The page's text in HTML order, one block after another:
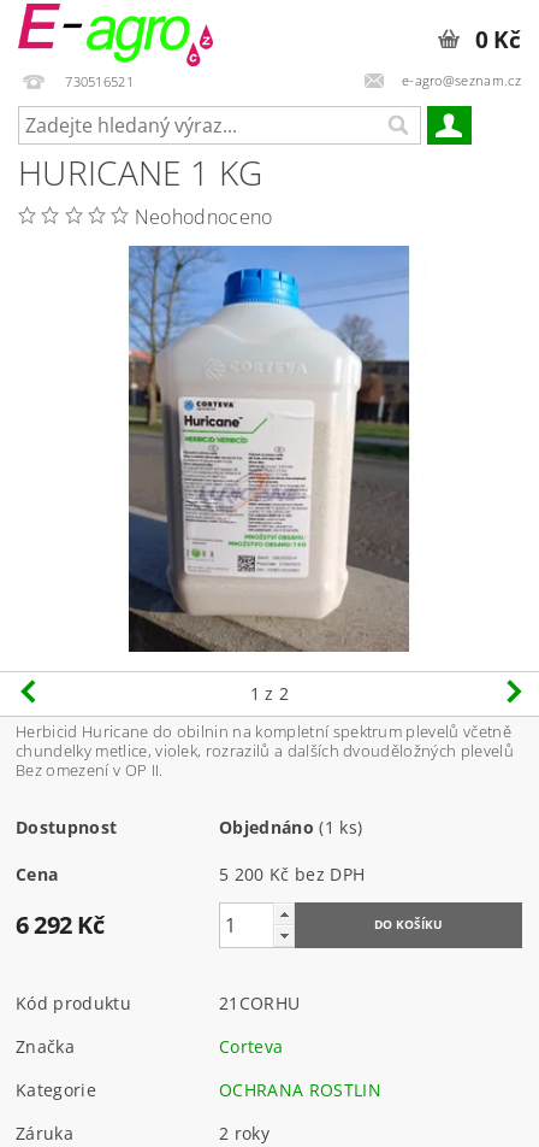
730516521 e-agro@seznam.cz
0 Kč
HURICANE 1 KG
Neohodnoceno
1 z 2
Herbicid Huricane do obilnin na kompletní spektrum plevelů včetně
chundelky metlice, violek, rozrazilů a dalších dvouděložných plevelů
Bez omezení v OP II.
Dostupnost Objednáno (1 ks)
Cena 5 200 Kč bez DPH
6 292 Kč
Kód produktu
21CORHU
Značka
Corteva
Kategorie
OCHRANA ROSTLIN
Záruka
2 roky